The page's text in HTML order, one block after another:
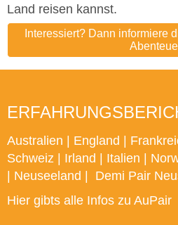
Land reisen kannst.
Interessiert? Dann informiere
Australien England
Schweiz
Irland Italien
Neuseeland
Demi Pair
Hier gibts alle Infos zu AuPair